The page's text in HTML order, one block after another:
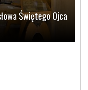
Świętego Ojca